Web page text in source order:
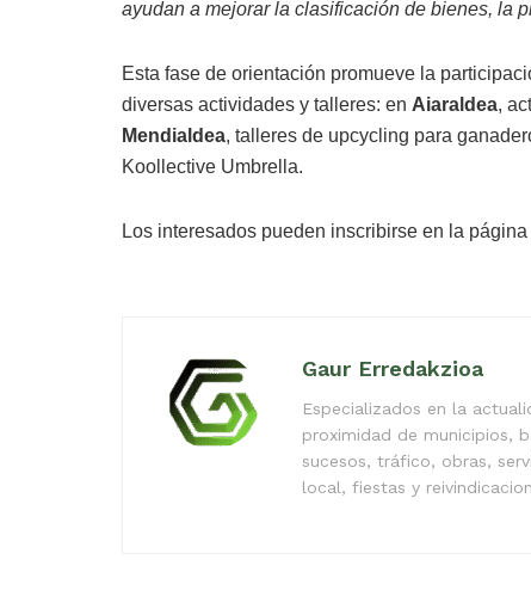
ayudan a mejorar la clasificación de bienes, la
Esta fase de orientación promueve la
diversas actividades y talleres: en Aiaraldea,
Mendialdea, talleres de upcycling para
Koollective Umbrella.
Los interesados pueden inscribirse en la
Gaur Erredakzioa
Especializados en la
proximidad de municipios,
sucesos, tráfico, obras,
local, fiestas y